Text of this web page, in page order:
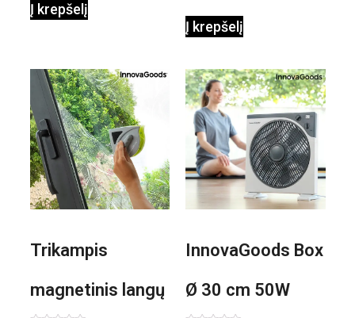
Į krepšelį
Į krepšelį
Trikampis
magnetinis langų
InnovaGoods Box
Ø 30 cm 50W